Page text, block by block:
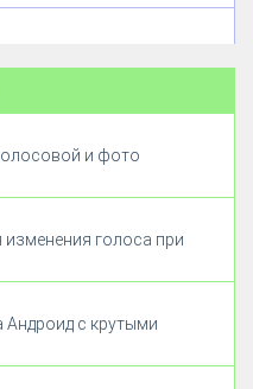
и фото
голоса при
с крутыми